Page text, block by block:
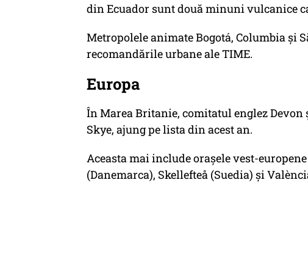
din Ecuador sunt două minuni vulcanice
Metropolele animate Bogotá, Columbia și
recomandările urbane ale TIME.
Europa
În Marea Britanie, comitatul englez
Skye, ajung pe lista din acest an.
Aceasta mai include orașele vest-
(Danemarca), Skellefteå (Suedia) și